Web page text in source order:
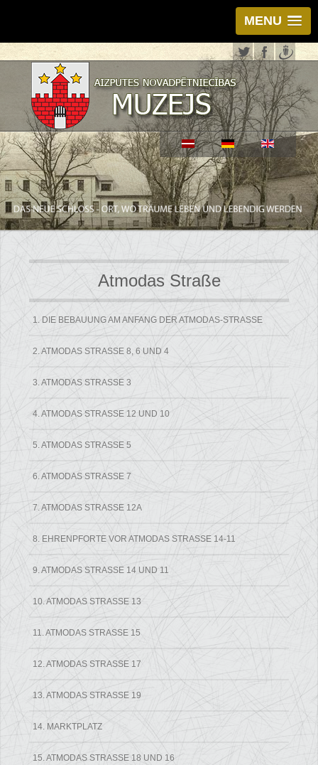
MENU
Atmodas Straße
1. DIE BEBAUUNG AM ANFANG DER ATMODAS-STRASSE
2. ATMODAS STRASSE 8, 6 UND 4
3. ATMODAS STRASSE 3
4. ATMODAS STRASSE 12 UND 10
5. ATMODAS STRASSE 5
6. ATMODAS STRASSE 7
7. ATMODAS STRASSE 12A
8. EHRENPFORTE VOR ATMODAS STRASSE 14-11
9. ATMODAS STRASSE 14 UND 11
10. ATMODAS STRASSE 13
11. ATMODAS STRASSE 15
12. ATMODAS STRASSE 17
13. ATMODAS STRASSE 19
14. MARKTPLATZ
15. ATMODAS STRASSE 18 UND 16